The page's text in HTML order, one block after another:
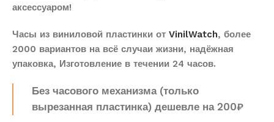
аксессуаром!
Часы из виниловой пластинки от VinilWatch, более
2000 вариантов на всё случаи жизни, надёжная
упаковка, Изготовление в течении 24 часов.
Без часового механизма (только
вырезанная пластинка) дешевле на 200₽